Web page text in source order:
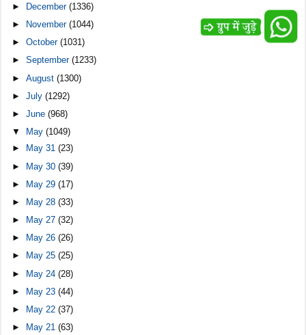
►
December(1336)
►
November(1044)
►October(1031)
►September(1233)
►August(1300)
►July(1292)
►June(968)
▼
May(1049)
►
May 31(23)
► May 30(39)
► May 29(17)
►
May 28(33)
►
May 27(32)
►
May 26(26)
►
May 25(25)
► May 24(28)
►
May 23(44)
►
May 22(37)
►
May 21(63)